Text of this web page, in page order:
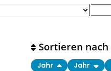
Sortieren nach
Jahr Jahr